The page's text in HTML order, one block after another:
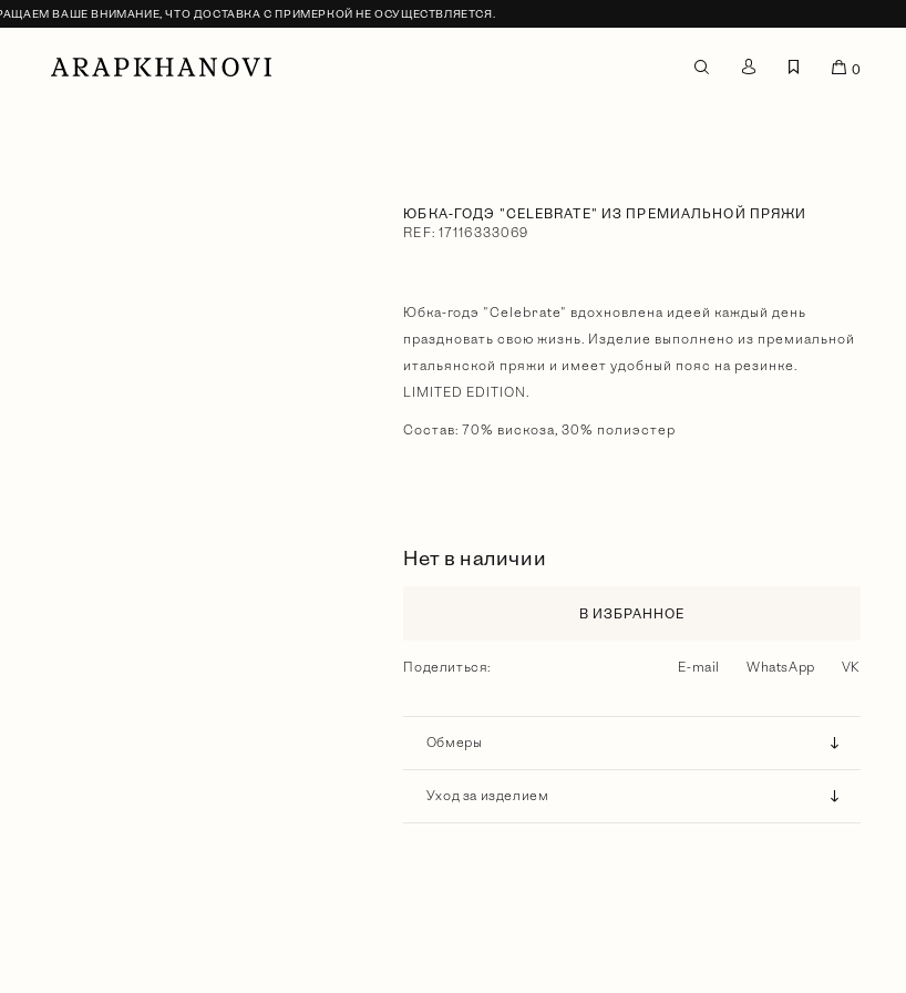
ВАШЕ ВНИМАНИЕ, ЧТО ДОСТАВКА С ПРИМЕРКОЙ НЕ ОСУЩЕСТВЛЯЕТСЯ.
0
ЮБКА-ГОДЭ "CELEBRATE" ИЗ ПРЕМИАЛЬНОЙ ПРЯЖИ
REF: 17116333069
Юбка-годэ "Celebrate" вдохновлена идеей каждый день
праздновать свою жизнь. Изделие выполнено из премиальной
итальянской пряжи и имеет удобный пояс на резинке.
LIMITED EDITION.
Состав: 70% вискоза, 30% полиэстер
Нет в наличии
В ИЗБРАННОЕ
Поделиться: E-mail WhatsApp VK
Обмеры
Уход за изделием